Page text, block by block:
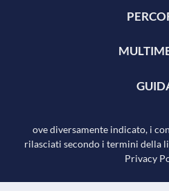
ove diversamente indicato, i
rilasciati secondo i termini della
Privacy